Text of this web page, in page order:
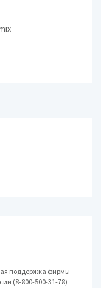
поддержка фирмы
(8-800-500-31-78)